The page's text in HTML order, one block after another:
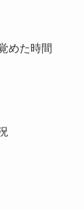
めた時間